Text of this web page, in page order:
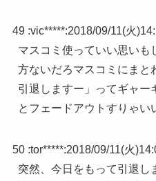
49 :vic*****:2018/09/11(火
マスコミ使っていい思いも
方ないだろマスコミにまと
引退しますー」ってギャー
とフェードアウトすりゃい
50 :tor*****:2018/09/11(火
突然、今日をもって引退し